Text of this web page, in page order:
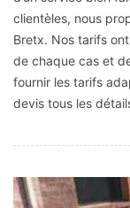
clientèles, nous
Bretx. Nos tarifs
de chaque cas et
fournir les tarifs
devis tous les